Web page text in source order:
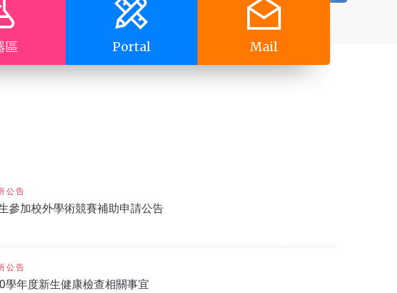
區 Portal Mail
公告
參加校外學術競賽補助申請公告
公告
學年度新生健康檢查相關事宜